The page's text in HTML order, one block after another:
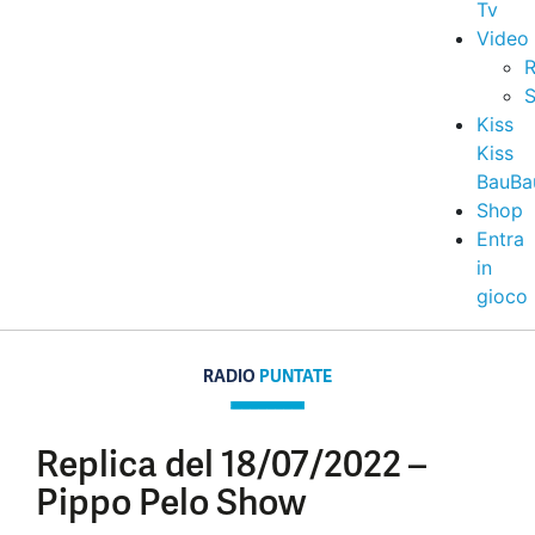
Tv
Video
Kiss
Kiss
Shop
Entra
in
gioco
RADIO PUNTATE
Replica del 18/07/2022 –
Pippo Pelo Show